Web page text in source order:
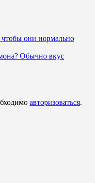
они нормально
Обычно вкус
авторизоваться.